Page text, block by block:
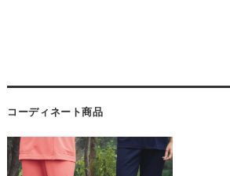
コーディネート商品